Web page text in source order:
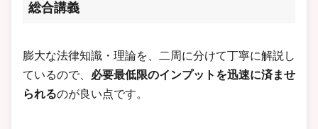
総合講義
膨大な法律知識・理論を、二周に分けて丁寧に解説し
ているので、 必要最低限のインプットを迅速に済ませ
られるのが良い点です。